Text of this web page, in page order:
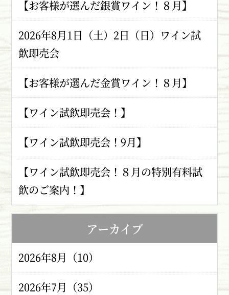
【お客様が選んだ銀賞ワイン！８月】
2026年8月1日（土）2日（日）ワイン試
飲即売会
【お客様が選んだ金賞ワイン！８月】
【ワイン試飲即売会！】
【ワイン試飲即売会！9月】
【ワイン試飲即売会！８月の特別有料試
飲のご案内！】
アーカイブ
2026年8月（10）
2026年7月（35）